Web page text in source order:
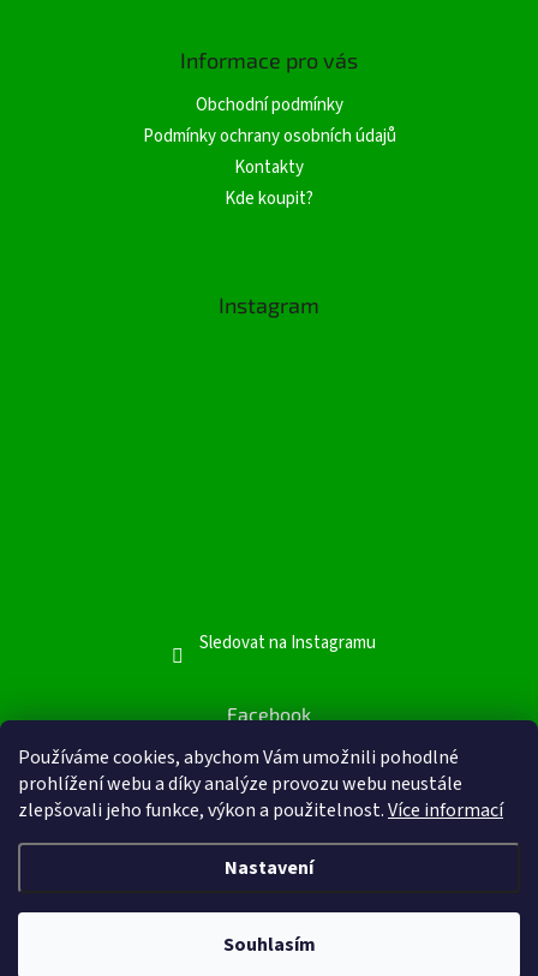
Používáme cookies, abychom Vám umožnili pohodlné
prohlížení webu a díky analýze provozu webu neustále
zlepšovali jeho funkce, výkon a použitelnost.Více informací
Nastavení
Souhlasím
s
u
Informace pro vás
Obchodní podmínky
Podmínky ochrany osobních údajů
Kontakty
Kde koupit?
Instagram
Sledovat na Instagramu
Facebook
Facebook
Vytvořil Shoptet
Inutea.cz. Všechna práva vyhrazena.